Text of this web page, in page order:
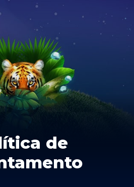
de